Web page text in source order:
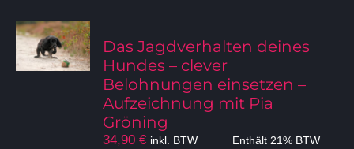
Das Jagdverhalten deines
Hundes – clever
Belohnungen einsetzen –
Aufzeichnung mit Pia
Gröning
34,90 € inkl. BTW Enthält 21% BTW